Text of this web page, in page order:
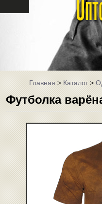
Главная>Каталог>
Футболка